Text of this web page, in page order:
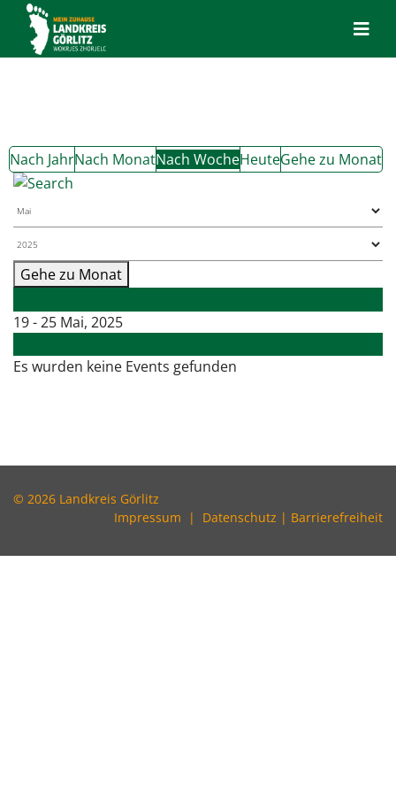
Nach JahrNach MonatNach WocheHeuteGehe zu Monat
Gehe zu Monat
19 - 25 Mai, 2025
Es wurden keine Events gefunden
© 2026 Landkreis Görlitz
Impressum | Datenschutz | Barrierefreiheit